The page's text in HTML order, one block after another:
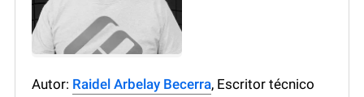
Autor: Raidel Arbelay Becerra, Escritor técnico